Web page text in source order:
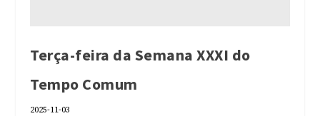
Terça-feira da Semana XXXI do
Tempo Comum
2025-11-03